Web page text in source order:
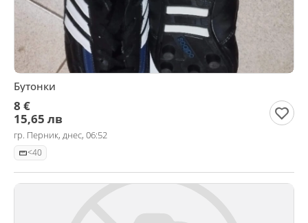
Бутонки
8 €
15,65 лв
гр. Перник, днес, 06:52
<40